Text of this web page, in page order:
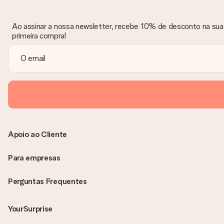
Ao assinar a nossa newsletter, recebe 10% de desconto na sua
primeira compra!
Perguntas Frequentes
YourSurprise
Apoio ao Cliente
Para empresas